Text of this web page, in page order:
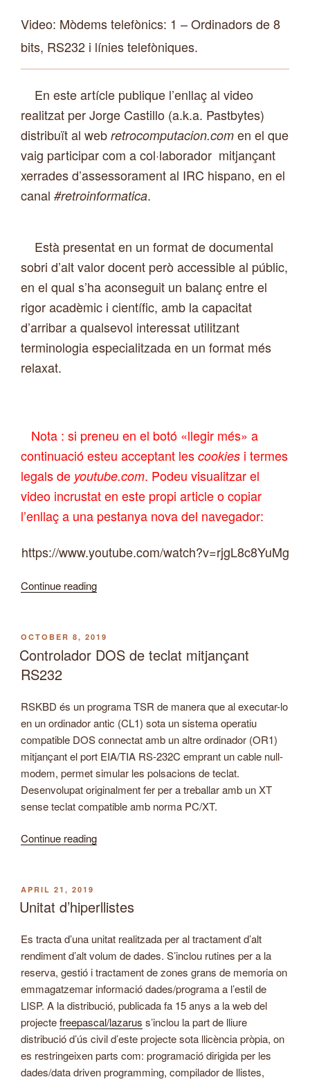
Video: Mòdems telefònics: 1 – Ordinadors de 8
bits, RS232 i línies telefòniques.
En este artícle publique l’enllaç al video
realitzat per Jorge Castillo (a.k.a. Pastbytes)
distribuïtal web retrocomputacion.com en el que
vaig participar com a col·laborador mitjançant
xerrades d’assessoramental IRC hispano, en el
canal #retroinformatica.
Està presentat en un format de documental
sobri d’alt valor docent però accessible al públic,
en el qual s’ha aconseguit un balanç entre el
rigor acadèmic i científic, amb la capacitat
d’arribar a qualsevol interessat utilitzant
terminologia especialitzada en un format més
relaxat.
Nota : si preneu en el botó «llegir més» a
continuació esteu acceptant les cookies i termes
legals de youtube.com. Podeu visualitzar el
video incrustat en este propi article o copiar
l’enllaç a una pestanya nova del navegador:
https://www.youtube.com/watch?v=rjgL8c8YuMg
Continue reading“Video:
dades
en
POSTED
ON
OCTOBER 8, 2019
Controlador DOS de teclat mitjançant
RS232
RSKBD és un programa TSR de manera que al executar-lo
en un ordinador antic (CL1) sota un sistema operatiu
compatible DOS connectat amb un altre ordinador (OR1)
mitjançant el port EIA/TIA RS-232C emprant un cable null-
modem, permet simular les polsacions de teclat.
Desenvolupat originalment fer per a treballar amb un XT
sense teclat compatible amb norma PC/XT.
Continue reading“Controlador
mitjançant
POSTED
ON
APRIL 21, 2019
Unitat d’hiperllistes
Es tracta d’una unitat realitzada per al tractament d’alt
rendiment d’alt volum de dades. S’inclou rutines per a la
reserva, gestió i tractament de zones grans de memoria on
emmagatzemar informació dades/programa a l’estil de
LISP. A la distribució, publicada fa 15 anys a la web del
projectefreepascal/lazarus s’inclou la part de lliure
distribució d’ús civil d’este projecte sota llicència pròpia, on
es restringeixen parts com: programació dirigida per les
dades/data driven programming, compilador de llistes,